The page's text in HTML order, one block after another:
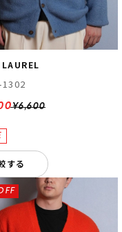
LAUREL
¥6,600
する